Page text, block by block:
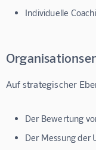
Individuelle
Auf strategischer
Der Bewertung
Der Messung der